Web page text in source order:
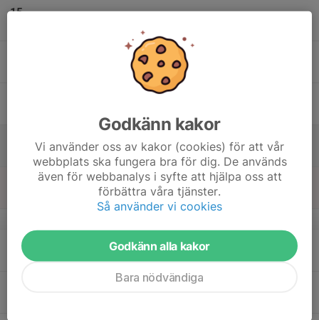
15
20
Mån
Godkänn kakor
Vi använder oss av kakor (cookies) för att vår
webbplats ska fungera bra för dig. De används
även för webbanalys i syfte att hjälpa oss att
förbättra våra tjänster.
Så använder vi cookies
Godkänn alla kakor
Bara nödvändiga